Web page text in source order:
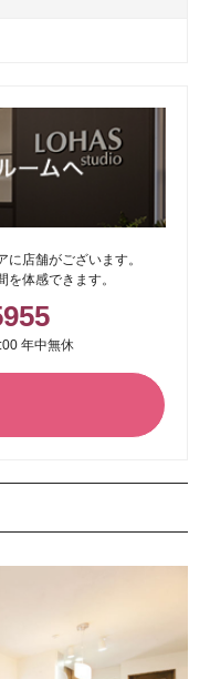
店舗がございます。
体感できます。
年中無休